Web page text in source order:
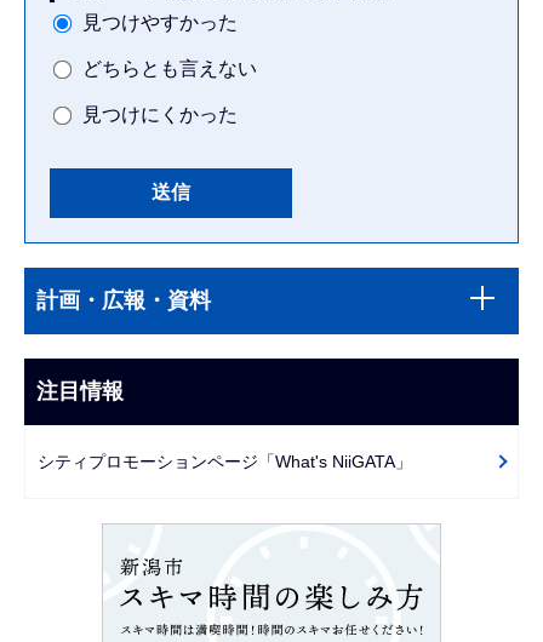
見つけやすかった
どちらとも言えない
見つけにくかった
文
こ
ま
で
サ
ブ
ビ
ー
計画・広報・資料
注目情報
シティプロモーションページ「What's NiiGATA」